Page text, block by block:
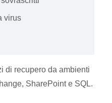
virus
di recupero da ambienti
SharePoint e SQL.